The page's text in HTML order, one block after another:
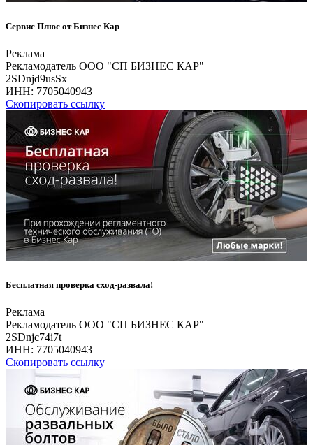
Сервис Плюс от Бизнес Кар
Реклама
Рекламодатель ООО "СП БИЗНЕС КАР"
2SDnjd9usSx
ИНН: 7705040943
Скопировать ссылку
Бесплатная проверка сход-развала!
Реклама
Рекламодатель ООО "СП БИЗНЕС КАР"
2SDnjc74i7t
ИНН: 7705040943
Скопировать ссылку